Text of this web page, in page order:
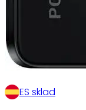
ES sklad